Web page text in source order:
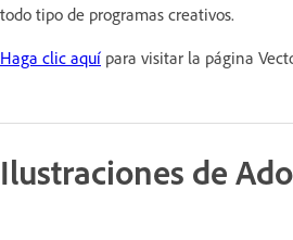
todo tipo de programas creativos.
Haga clic aquí para visitar la página
Ilustraciones de